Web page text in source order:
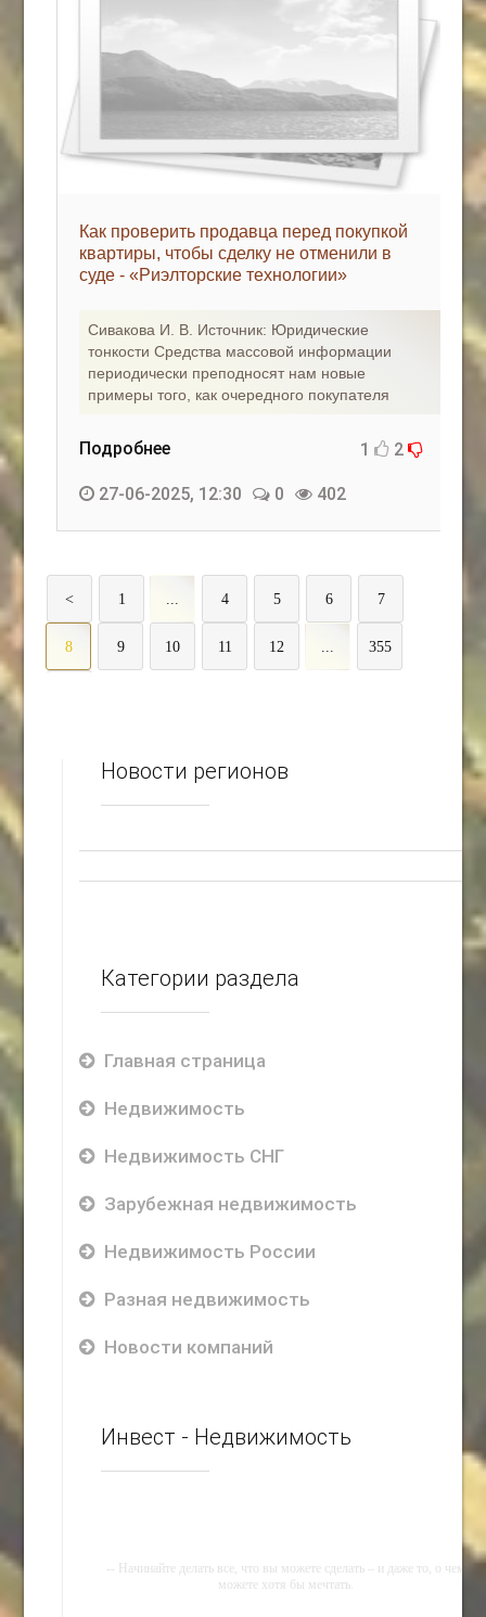
Как проверить продавца перед покупкой
квартиры, чтобы сделку не отменили в
суде - «Риэлторские технологии»
Сивакова И. В. Источник: Юридические
тонкости Средства массовой информации
периодически преподносят нам новые
примеры того, как очередного покупателя
Подробнее 1 2
27-06-2025, 12:30 0 402
< 1 ... 4 5 6 7
8 9 10 11 12 ... 355
Новости регионов
Категории раздела
Главная страница
Недвижимость
Недвижимость СНГ
Зарубежная недвижимость
Недвижимость России
Разная недвижимость
Новости компаний
Инвест - Недвижимость
-- Начинайте делать все, что вы можете сделать – и даже то, о чем
можете хотя бы мечтать.